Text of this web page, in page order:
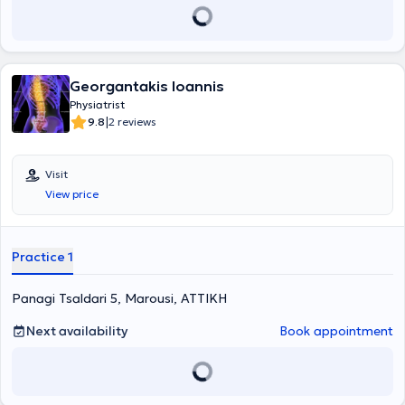
Georgantakis Ioannis
Physiatrist
9.8|2 reviews
Visit
View price
Practice 1
Panagi Tsaldari 5, Marousi, ΑΤΤΙΚΗ
Next availability
Book appointment